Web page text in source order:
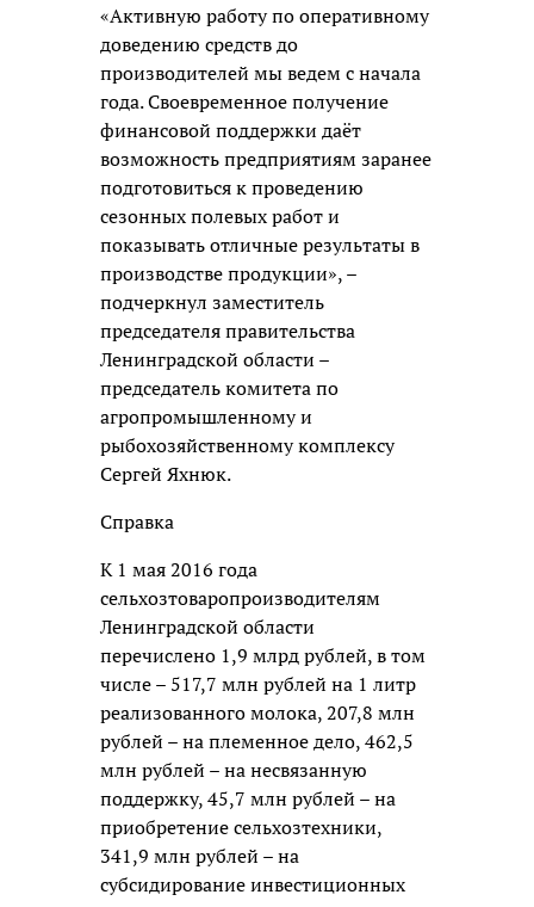
«Активную работу по оперативному
доведению средств до
производителей мы ведем с начала
года. Своевременное получение
финансовой поддержки даёт
возможность предприятиям заранее
подготовиться к проведению
сезонных полевых работ и
показывать отличные результаты в
производстве продукции», –
подчеркнул заместитель
председателя правительства
Ленинградской области –
председатель комитета по
агропромышленному и
рыбохозяйственному комплексу
Сергей Яхнюк.
Справка
К 1 мая 2016 года
сельхозтоваропроизводителям
Ленинградской области
перечислено 1,9 млрд рублей, в том
числе – 517,7 млн рублей на 1 литр
реализованного молока, 207,8 млн
рублей – на племенное дело, 462,5
млн рублей – на несвязанную
поддержку, 45,7 млн рублей – на
приобретение сельхозтехники,
341,9 млн рублей – на
субсидирование инвестиционных